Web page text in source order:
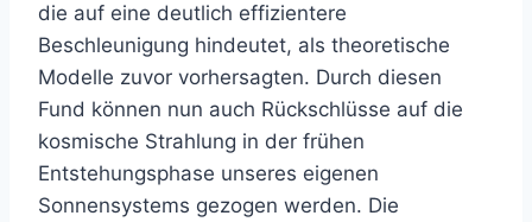
die auf eine deutlich effizientere
Beschleunigung hindeutet, als theoretische
Modelle zuvor vorhersagten. Durch diesen
Fund können nun auch Rückschlüsse auf die
kosmische Strahlung in der frühen
Entstehungsphase unseres eigenen
Sonnensystems gezogen werden. Die